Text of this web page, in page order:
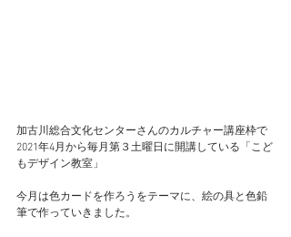
加古川総合文化センターさんのカルチャー講座枠で
2021年4月から毎月第３土曜日に開講している「こど
もデザイン教室」
今月は色カードを作ろうをテーマに、絵の具と色鉛
筆で作っていきました。